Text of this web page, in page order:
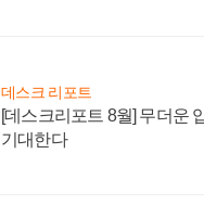
데스크 리포트
[데스크리포트 8월] 무더운
기대한다